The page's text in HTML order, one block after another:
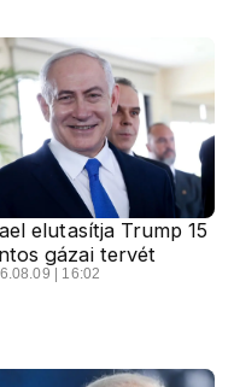
elutasítja Trump 15
gázai tervét
| 16:02